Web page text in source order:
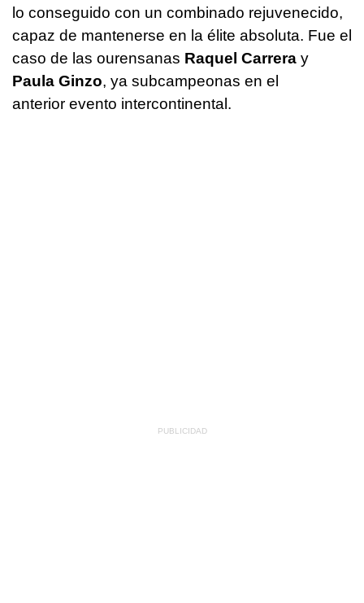
lo conseguido con un combinado rejuvenecido,
capaz de mantenerse en la élite absoluta. Fue el
caso de las ourensanas Raquel Carrera y
Paula Ginzo, ya subcampeonas en el
anterior evento intercontinental.